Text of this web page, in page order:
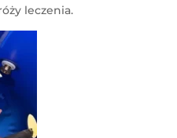
leczenia.